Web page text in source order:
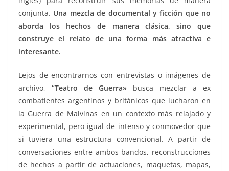
conjunta. Una mezcla de documental y ficción que no
aborda los hechos de manera clásica, sino que
construye el relato de una forma más atractiva e
interesante.
Lejos de encontrarnos con entrevistas o imágenes de
archivo, “Teatro de Guerra» busca mezclar a ex
combatientes argentinos y británicos que lucharon en
la Guerra de Malvinas en un contexto más relajado y
experimental, pero igual de intenso y conmovedor que
si tuviera una estructura convencional. A partir de
conversaciones entre ambos bandos, reconstrucciones
de hechos a partir de actuaciones, maquetas, mapas,